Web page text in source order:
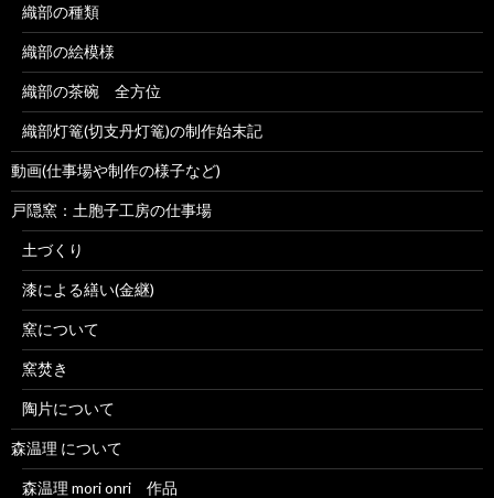
織部の種類
織部の絵模様
織部の茶碗 全方位
織部灯篭(切支丹灯篭)の制作始末記
動画(仕事場や制作の様子など)
戸隠窯：土胞子工房の仕事場
土づくり
漆による繕い(金継)
窯について
窯焚き
陶片について
森温理 について
森温理 mori onri 作品